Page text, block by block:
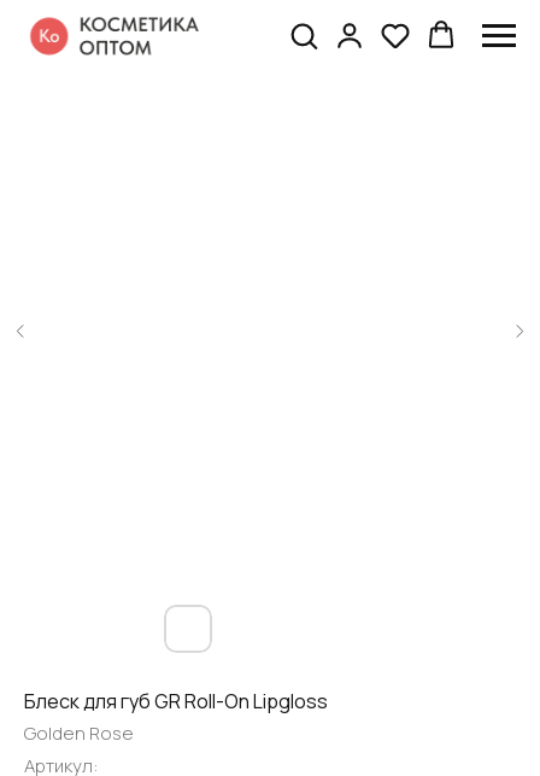
Блеск для губ GR Roll-On Lipgloss
Golden Rose
Артикул: